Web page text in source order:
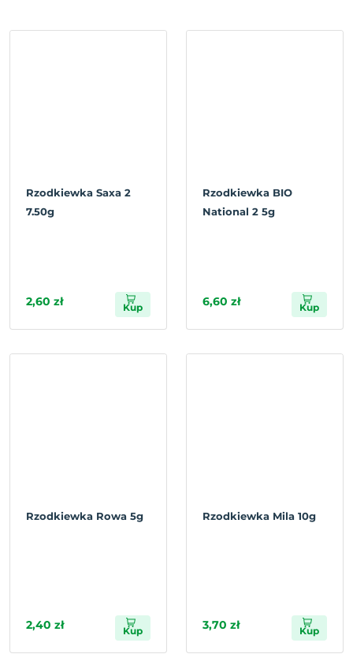
Rzodkiewka Saxa 2
7.50g
2,60 zł Kup
Rzodkiewka BIO
National 2 5g
6,60 zł Kup
Rzodkiewka Rowa 5g
2,40 zł Kup
Rzodkiewka Mila 10g
3,70 zł Kup